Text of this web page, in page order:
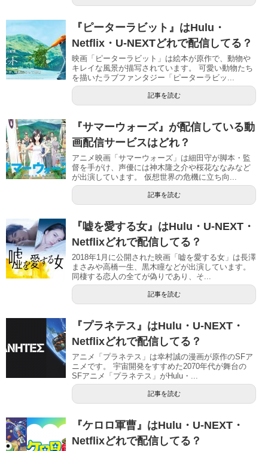
『ピーターラビット』はHulu・
Netflix・U-NEXTどれで配信してる？
映画「ピーターラビット」は絵本が原作で、動物や
キレイな風景が描写されています。 可愛い動物たち
を描いたラブファンタジー「ピーターラビッ...
記事を読む
『サマーウォーズ』が配信している動
画配信サービスはどれ？
アニメ映画「サマーウォーズ」は細田守が脚本・監
督を手がけ、声優には神木隆之介や桜花ななみなど
が出演しています。 仮想世界の危機に立ち向...
記事を読む
『嘘を愛する女』はHulu・U-NEXT・
Netflixどれで配信してる？
2018年1月に公開された映画「嘘を愛する女」は長澤
まさみや高橋一生、黒木瞳などが出演しています。
同棲する恋人の全てが偽りであり、そ...
記事を読む
『プラネテス』はHulu・U-NEXT・
Netflixどれで配信してる？
アニメ「プラネテス」は幸村誠の漫画が原作のSFア
ニメです。 宇宙開発をすすめた2070年代が舞台の
SFアニメ「プラネテス」がHulu・...
記事を読む
『ケロロ軍曹』はHulu・U-NEXT・
Netflixどれで配信してる？